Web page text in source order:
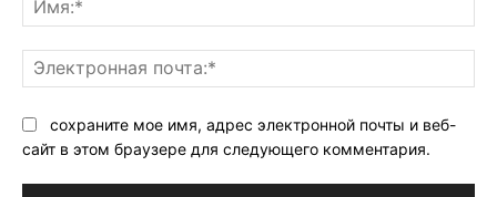
сохраните мое имя, адрес электронной почты и веб-
сайт в этом браузере для следующего комментария.